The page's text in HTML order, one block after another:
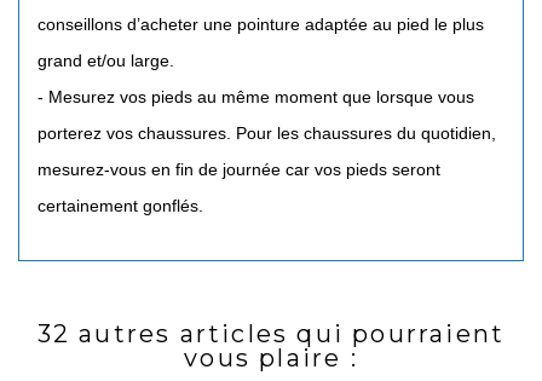
conseillons d’acheter une pointure adaptée au pied le plus
grand et/ou large.
- Mesurez vos pieds au même moment que lorsque vous
porterez vos chaussures. Pour les chaussures du quotidien,
mesurez-vous en fin de journée car vos pieds seront
certainement gonflés.
32 autres articles qui pourraient
vous plaire :